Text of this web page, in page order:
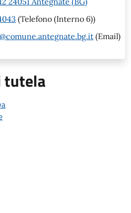
(Telefono (Interno 6))
(Email)
tutela